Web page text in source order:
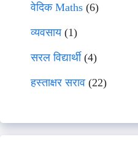
वेदिक Maths (6)
व्यवसाय(1)
सरल विद्यार्थी(4)
हस्ताक्षर सराव (22)